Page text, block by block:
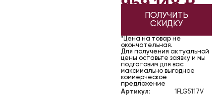
ПОЛУЧИТЬ
СКИДКУ
*Цена на товар не
окончательная.
Для получения актуальной
цены оставьте заявку и мы
подготовим для вас
максимально выгодное
коммерческое
предложение
Артикул:
1FLG5117V